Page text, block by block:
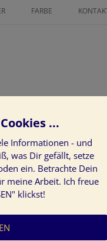
FARBE
...
Informationen - und
was Dir gefällt, setze
ein. Betrachte Dein
meine Arbeit. Ich freue
klickst!